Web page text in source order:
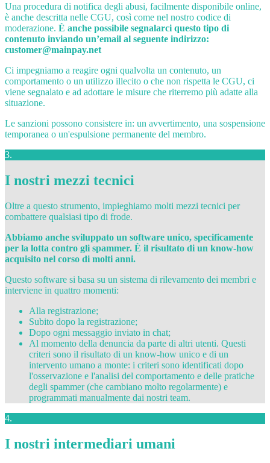
Una procedura di notifica degli abusi, facilmente disponibile online,
è anche descritta nelle CGU, così come nel nostro codice di
moderazione. È anche possibile segnalarci questo tipo di
contenuto inviando un’email al seguente indirizzo:
customer@mainpay.net
Ci impegniamo a reagire ogni qualvolta un contenuto, un
comportamento o un utilizzo illecito o che non rispetta le CGU, ci
viene segnalato e ad adottare le misure che riterremo più adatte alla
situazione.
Le sanzioni possono consistere in: un avvertimento, una sospensione
temporanea o un'espulsione permanente del membro.
3.
I nostri mezzi tecnici
Oltre a questo strumento, impieghiamo molti mezzi tecnici per
combattere qualsiasi tipo di frode.
Abbiamo anche sviluppato un software unico, specificamente
per la lotta contro gli spammer. È il risultato di un know-how
acquisito nel corso di molti anni.
Questo software si basa su un sistema di rilevamento dei membri e
interviene in quattro momenti:
Alla registrazione;
Subito dopo la registrazione;
Dopo ogni messaggio inviato in chat;
Al momento della denuncia da parte di altri utenti. Questi
criteri sono il risultato di un know-how unico e di un
intervento umano a monte: i criteri sono identificati dopo
l'osservazione e l'analisi del comportamento e delle pratiche
degli spammer (che cambiano molto regolarmente) e
programmati manualmente dai nostri team.
4.
I nostri intermediari umani